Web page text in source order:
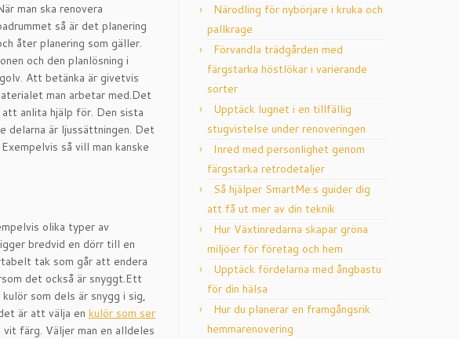
man ska renovera
så är det planering
åter planering som gäller.
och den planlösning i
Att betänka är givetvis
man arbetar med.Det
anlita hjälp för. Den sista
delarna är ljussättningen. Det
så vill man kanske
olika typer av
bredvid en dörr till en
tak som går att endera
det också är snyggt.Ett
som dels är snygg i sig,
är att välja en kulör som ser
färg. Väljer man en alldeles
Närodling för nybörjare i kruka och
pallkrage
Förvandla trädgården med
färgstarka höstlökar i varierande
sorter
Upptäck lugnet i en tillfällig
stugvistelse under renoveringen
Inred med personlighet genom
färgstarka retrodetaljer
Så hjälper SmartMe:s guider dig
att få ut mer av din teknik
Hur Växtinredarna skapar gröna
miljöer för företag och hem
Upptäck fördelarna med ångbastu
för din hälsa
Hur du planerar en framgångsrik
hemmarenovering